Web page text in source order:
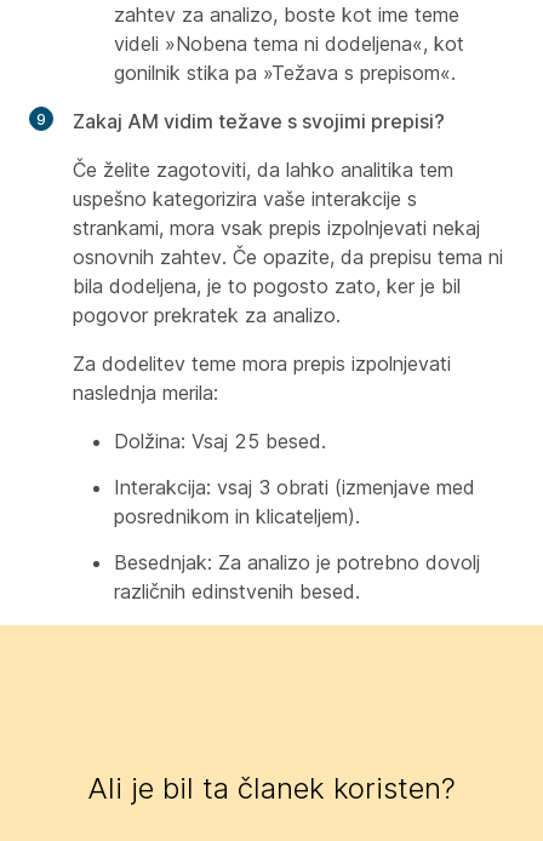
zahtev za analizo, boste kot ime teme
videli »Nobena tema ni dodeljena«, kot
gonilnik stika pa »Težava s prepisom«.
Zakaj AM vidim težave s svojimi prepisi?
Če želite zagotoviti, da lahko analitika tem
uspešno kategorizira vaše interakcije s
strankami, mora vsak prepis izpolnjevati nekaj
osnovnih zahtev. Če opazite, da prepisu tema ni
bila dodeljena, je to pogosto zato, ker je bil
pogovor prekratek za analizo.
Za dodelitev teme mora prepis izpolnjevati
naslednja merila:
Dolžina: Vsaj 25 besed.
Interakcija: vsaj 3 obrati (izmenjave med
posrednikom in klicateljem).
Besednjak: Za analizo je potrebno dovolj
različnih edinstvenih besed.
Ali je bil ta članek koristen?